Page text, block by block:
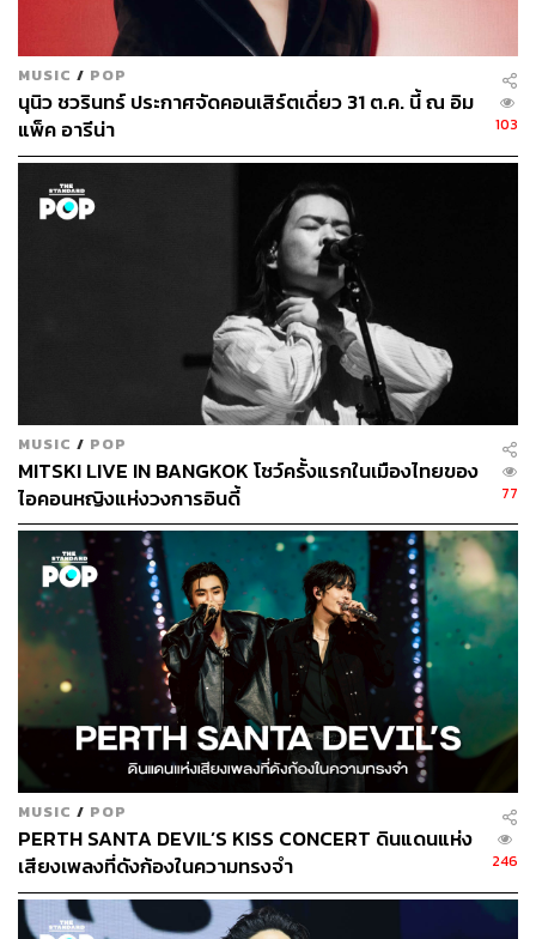
MUSIC / POP
นุนิว ชวรินทร์ ประกาศจัดคอนเสิร์ตเดี่ยว 31 ต.ค. นี้ ณ อิม
แพ็ค อารีน่า
103
MUSIC / POP
MITSKI LIVE IN BANGKOK โชว์ครั้งแรกในเมืองไทยของ
ไอคอนหญิงแห่งวงการอินดี้
77
MUSIC / POP
PERTH SANTA DEVIL’S KISS CONCERT ดินแดนแห่ง
เสียงเพลงที่ดังก้องในความทรงจำ
246